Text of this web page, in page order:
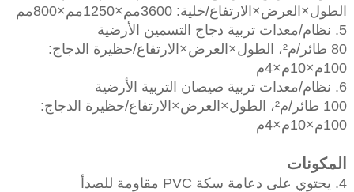
الطول×العرض×الارتفاع/خلية: 3600مم×1250مم×800مم
5. نظام/معدات تربية دجاج التسمين الأرضية
80 طائر/م²، الطول×العرض×الارتفاع/حظيرة الدجاج:
100م×10م×4م
6. نظام/معدات تربية صيصان التربية الأرضية
100 طائر/م²، الطول×العرض×الارتفاع/حظيرة الدجاج:
100م×10م×4م
المكونات
4. يحتوي على دعامة سكة PVC مقاومة للصدأ